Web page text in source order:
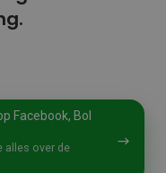
Facebook, Bol
alles over de